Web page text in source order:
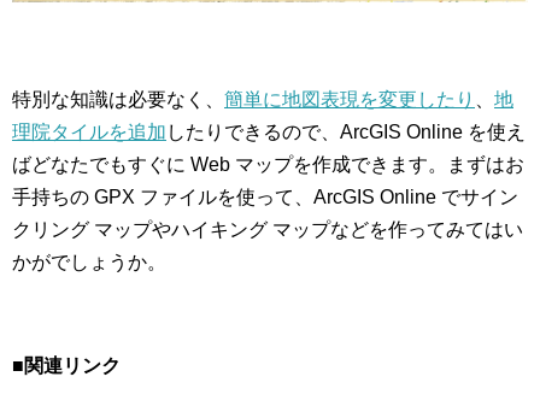
特別な知識は必要なく、 簡単に地図表現を変更したり
地
理院タイルを追加 したりできるので、ArcGIS Online を使え
ばどなたでもすぐに Web マップを作成できます。まずはお
手持ちの GPX ファイルを使って、ArcGIS Online でサイン
クリング マップやハイキング マップなどを作ってみてはい
かがでしょうか。
■関連リンク